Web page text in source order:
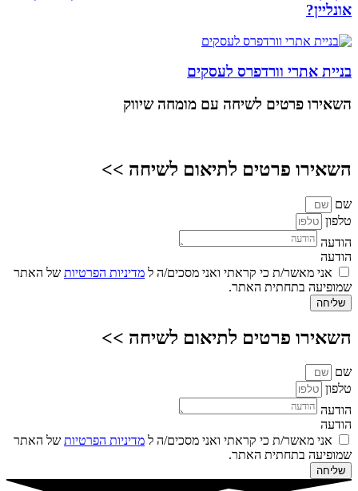
אונליין?
בניית אתרי וורדפרס לעסקים
השאירו פרטים לשיחה עם מומחה שיווק
השאירו פרטים לתיאום לשיחה >>
שם
טלפון
הודעה
הודעה
אני מאשר/ת כי קראתי ואני מסכים/ה ל מדיניות הפרטיות של האתר
שמופיעה בתחתית האתר.
שליחה
השאירו פרטים לתיאום לשיחה >>
שם
טלפון
הודעה
הודעה
אני מאשר/ת כי קראתי ואני מסכים/ה ל מדיניות הפרטיות של האתר
שמופיעה בתחתית האתר.
שליחה